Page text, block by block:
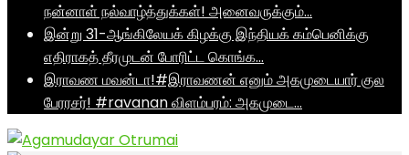
நன்னாள் நல்வாழ்த்துக்கள்! அனைவருக்கும்…
இன்று 31-ஆங்கிலேயக் கிழக்கு இந்தியக் கம்பெனிக்கு
எதிராகத் தீரமுடன் போரிட்ட கொங்க…
இராவண மவன்டா!#இராவணன் எனும் அகமுடையார் குல
பேரரசர்! #ravanan விளம்பரம்: அகமுடை…